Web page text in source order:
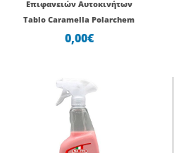
Επιφανειών Αυτοκινήτων
Tablo Caramella Polarchem
0,00€